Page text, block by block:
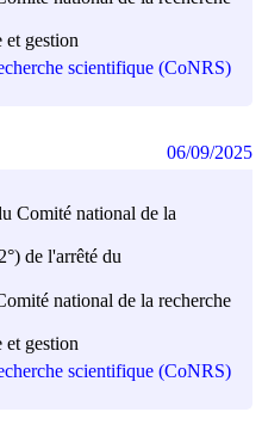
et gestion
scientifique (CoNRS)
Comité national de la
de l'arrêté du
national de la recherche
et gestion
scientifique (CoNRS)
06/09/2025